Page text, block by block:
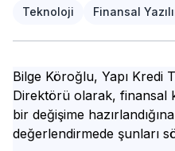
Teknoloji Finansal
Bilge Köroğlu, Yapı Kredi
Direktörü olarak, finansal
bir değişime
değerlendirmede şunları